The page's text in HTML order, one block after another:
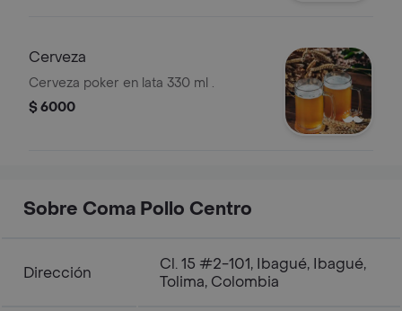
Cerveza
Cerveza poker en lata 330 ml .
$ 6000
Sobre Coma Pollo Centro
Dirección
Cl. 15 #2-101, Ibagué, Ibagué,
Tolima, Colombia